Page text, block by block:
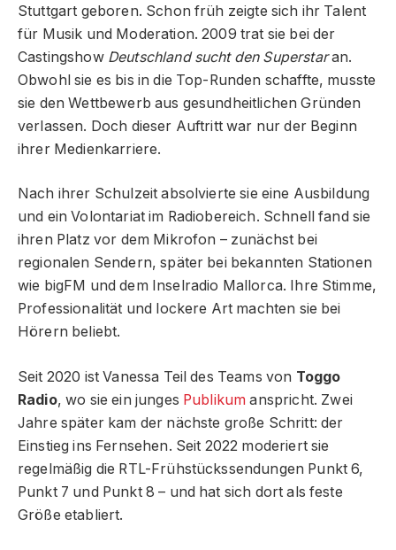
Stuttgart geboren. Schon früh zeigte sich ihr Talent
für Musik und Moderation. 2009 trat sie bei der
Castingshow Deutschland sucht den Superstaran.
Obwohl sie es bis in die Top-Runden schaffte, musste
sie den Wettbewerb aus gesundheitlichen Gründen
verlassen. Doch dieser Auftritt war nur der Beginn
ihrer Medienkarriere.
Nach ihrer Schulzeit absolvierte sie eine Ausbildung
und ein Volontariat im Radiobereich. Schnell fand sie
ihren Platz vor dem Mikrofon – zunächst bei
regionalen Sendern, später bei bekannten Stationen
wie bigFM und dem Inselradio Mallorca. Ihre Stimme,
Professionalität und lockere Art machten sie bei
Hörern beliebt.
Seit 2020 ist Vanessa Teil des Teams von Toggo
Radio, wo sie ein junges Publikum anspricht. Zwei
Jahre später kam der nächste große Schritt: der
Einstieg ins Fernsehen. Seit 2022 moderiert sie
regelmäßig die RTL-Frühstückssendungen Punkt 6,
Punkt 7 und Punkt 8 – und hat sich dort als feste
Größe etabliert.